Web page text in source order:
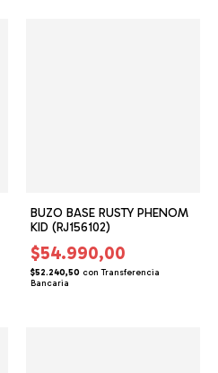
BUZO BASE RUSTY PHENOM
KID (RJ156102)
$54.990,00
$52.240,50 con Transferencia
Bancaria